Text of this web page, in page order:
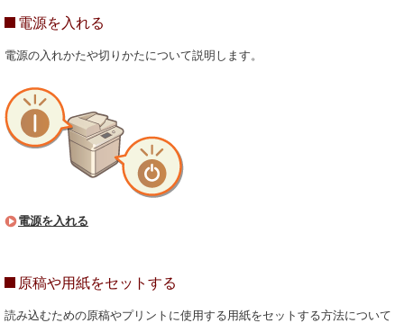
電源を入れる
電源の入れかたや切りかたについて説明します。
電源を入れる
原稿や用紙をセットする
読み込むための原稿やプリントに使用する用紙をセットする方法について